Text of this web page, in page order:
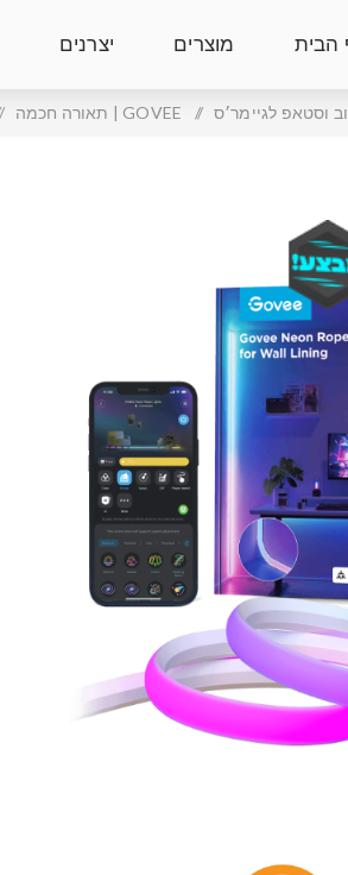
הבית מוצרים יצרנים
וסטאפ לגיימר׳ס / GOVEE | תאורה חכמה